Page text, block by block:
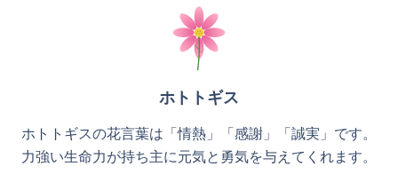
ホトトギス
ホトトギスの花言葉は「情熱」「感謝」「誠実」です。
力強い生命力が持ち主に元気と勇気を与えてくれます。